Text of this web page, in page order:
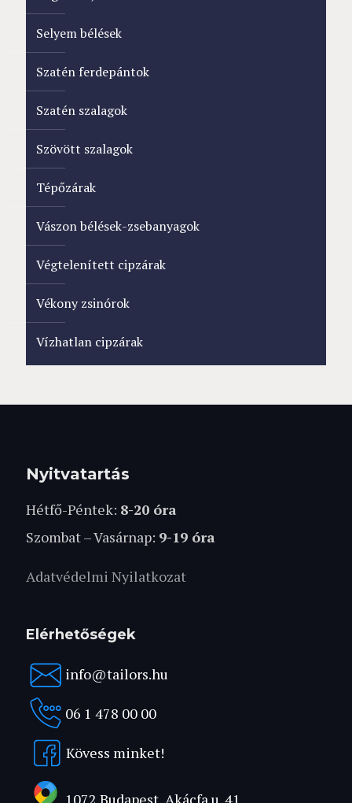
Selyem bélések
Szatén ferdepántok
Szatén szalagok
Szövött szalagok
Tépőzárak
Vászon bélések-zsebanyagok
Végtelenített cipzárak
Vékony zsinórok
Vízhatlan cipzárak
Nyitvatartás
Hétfő-Péntek: 8-20 óra
Szombat – Vasárnap: 9-19 óra
Adatvédelmi Nyilatkozat
Elérhetőségek
info@tailors.hu
06 1 478 00 00
Kövess minket!
1072 Budapest, Akácfa u. 41.